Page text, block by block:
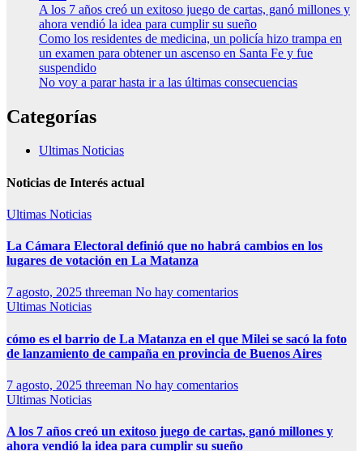
A los 7 años creó un exitoso juego de cartas, ganó millones y
ahora vendió la idea para cumplir su sueño
Como los residentes de medicina, un policía hizo trampa en
un examen para obtener un ascenso en Santa Fe y fue
suspendido
No voy a parar hasta ir a las últimas consecuencias
Categorías
Ultimas Noticias
Noticias de Interés actual
Ultimas Noticias
La Cámara Electoral definió que no habrá cambios en los
lugares de votación en La Matanza
7 agosto, 2025 threeman No hay comentarios
Ultimas Noticias
cómo es el barrio de La Matanza en el que Milei se sacó la foto
de lanzamiento de campaña en provincia de Buenos Aires
7 agosto, 2025 threeman No hay comentarios
Ultimas Noticias
A los 7 años creó un exitoso juego de cartas, ganó millones y
ahora vendió la idea para cumplir su sueño